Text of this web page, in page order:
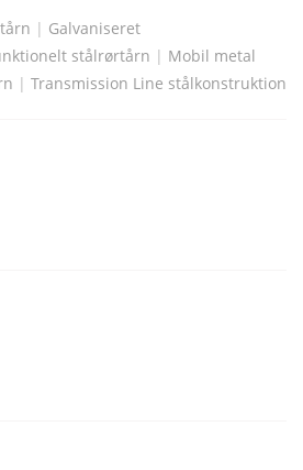
| Galvaniseret
stålrørtårn | Mobil metal
| Transmission Line stålkonstruktion